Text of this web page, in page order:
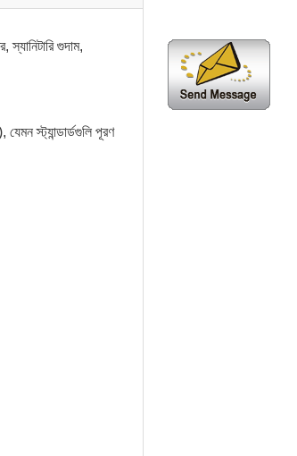
গুদাম,
স্ট্যান্ডার্ডগুলি পূরণ